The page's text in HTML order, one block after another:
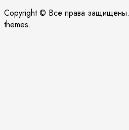
Copyright © Все права защищены.
themes.